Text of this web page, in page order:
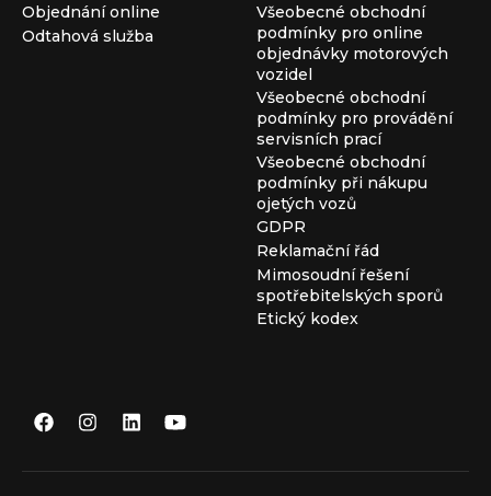
Objednání online
Odtahová služba
Všeobecné obchodní
podmínky pro online
objednávky motorových
vozidel
Všeobecné obchodní
podmínky pro provádění
servisních prací
Všeobecné obchodní
podmínky při nákupu
ojetých vozů
GDPR
Reklamační řád
Mimosoudní řešení
spotřebitelských sporů
Etický kodex